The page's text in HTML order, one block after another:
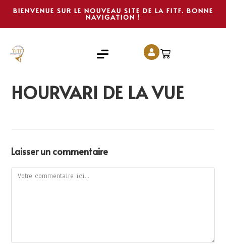
BIENVENUE SUR LE NOUVEAU SITE DE LA FITF. BONNE
NAVIGATION !
HOURVARI DE LA VUE
Laisser un commentaire